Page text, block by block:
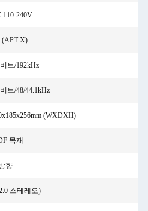
110-240V
(APT-X)
트/192kHz
트/48/44.1kHz
(WXDXH)
목재
향
스테레오)